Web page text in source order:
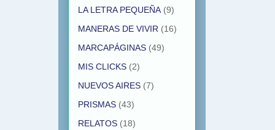
LA LETRA PEQUEÑA (9)
MANERAS DE VIVIR (16)
MARCAPÁGINAS (49)
MIS CLICKS (2)
NUEVOS AIRES (7)
PRISMAS (43)
RELATOS (18)